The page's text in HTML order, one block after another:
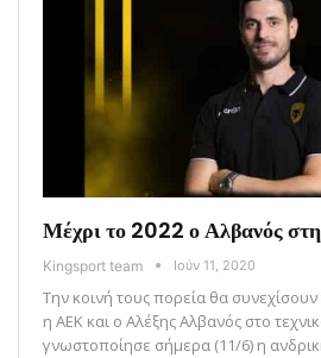
Μέχρι το 2022 ο Αλβανός
Kingsport team Ιούν 11, 2020
Την κοινή τους πορεία θα
η ΑΕΚ και ο Αλέξης Αλβανός στο
γνωστοποίησε σήμερα (11/6) η